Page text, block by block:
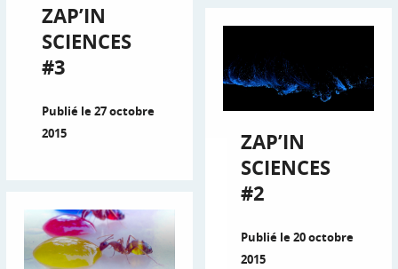
ZAP’IN
SCIENCES
#3
Publié le 27 octobre
2015
ZAP’IN
SCIENCES
#2
Publié le 20 octobre
2015